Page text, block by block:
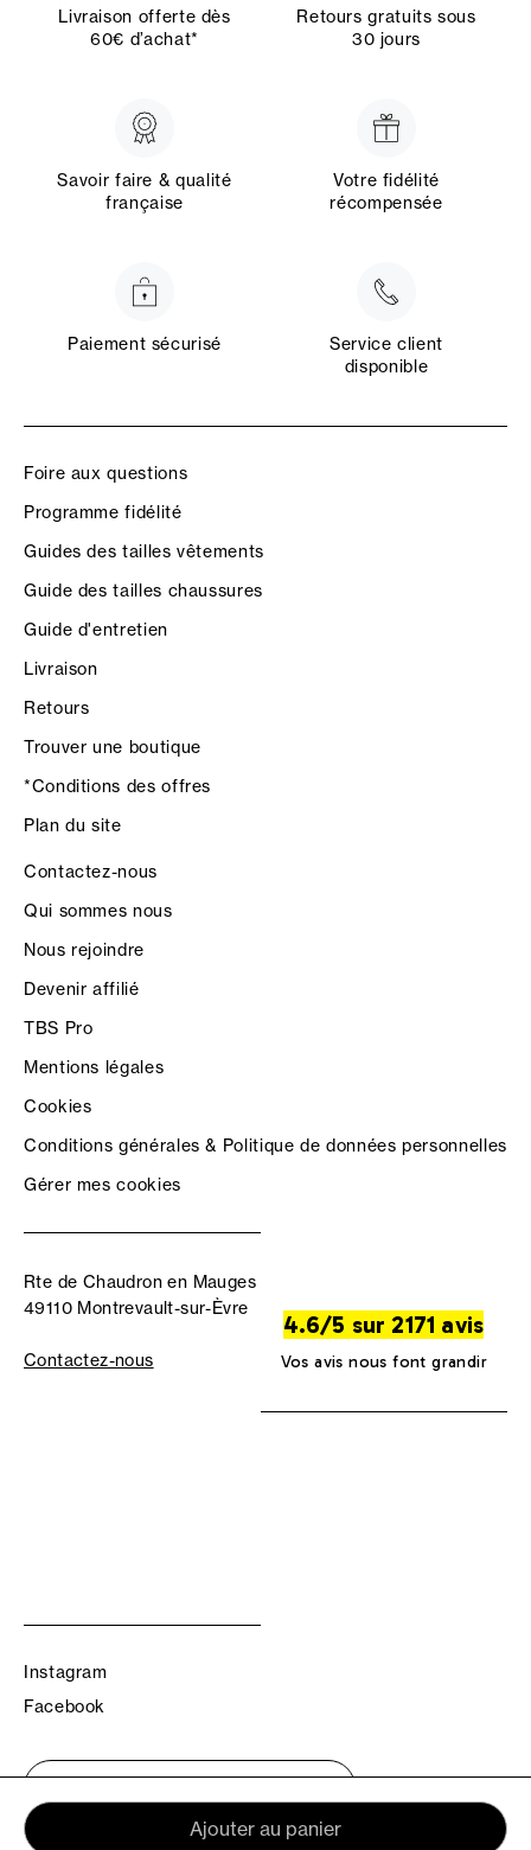
Ajouter au panier
Livraison offerte dès
60€ d’achat*
Retours gratuits sous
30 jours
Savoir faire & qualité
française
Votre fidélité
récompensée
Paiement sécurisé
Service client
disponible
Foire aux questions
Programme fidélité
Guides des tailles vêtements
Guide des tailles chaussures
Guide d'entretien
Livraison
Retours
Trouver une boutique
*Conditions des offres
Plan du site
Contactez-nous
Qui sommes nous
Nous rejoindre
Devenir affilié
TBS Pro
Mentions légales
Cookies
Conditions générales & Politique de données personnelles
Gérer mes cookies
Rte de Chaudron en Mauges
49110 Montrevault-sur-Èvre
Contactez-nous
4.6/5 sur 2171 avis
Vos avis nous font grandir
Instagram
Facebook